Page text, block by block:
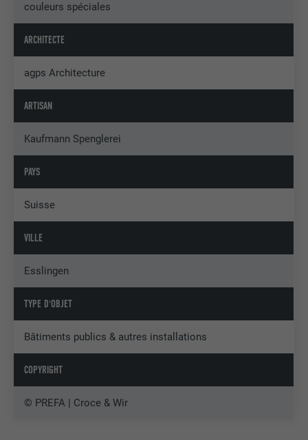
couleurs spéciales
ARCHITECTE
agps Architecture
ARTISAN
Kaufmann Spenglerei
PAYS
Suisse
VILLE
Esslingen
TYPE D'OBJET
Bâtiments publics & autres installations
COPYRIGHT
© PREFA | Croce & Wir